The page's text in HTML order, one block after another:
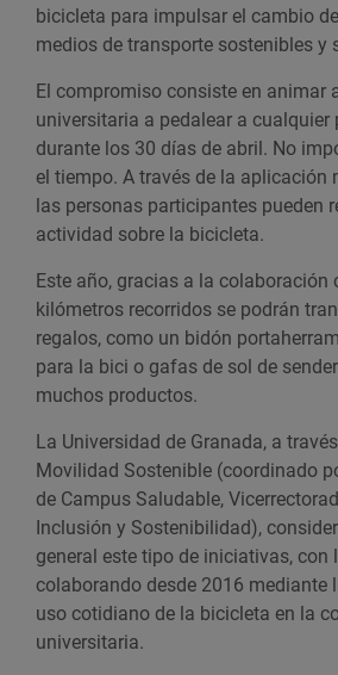
bicicleta para impulsar el cambio
medios de transporte sostenibles y
El compromiso consiste en animar
universitaria a pedalear a cualquier
durante los 30 días de abril. No
el tiempo. A través de la aplicación
las personas participantes pueden
actividad sobre la bicicleta.
Este año, gracias a la colaboración
kilómetros recorridos se podrán
regalos, como un bidón
para la bici o gafas de sol de
muchos productos.
La Universidad de Granada, a
Movilidad Sostenible (coordinado
de Campus Saludable,
Inclusión y Sostenibilidad),
general este tipo de iniciativas, con
colaborando desde 2016 mediante
uso cotidiano de la bicicleta en la
universitaria.